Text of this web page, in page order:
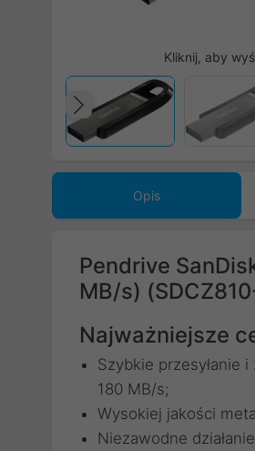
Kliknij, aby
Poprzedni
Opis
Pendrive
MB/s)
Najważniejsze
Szybkie przesyłanie
180 MB/s;
Wysokiej jakości
Niezawodne